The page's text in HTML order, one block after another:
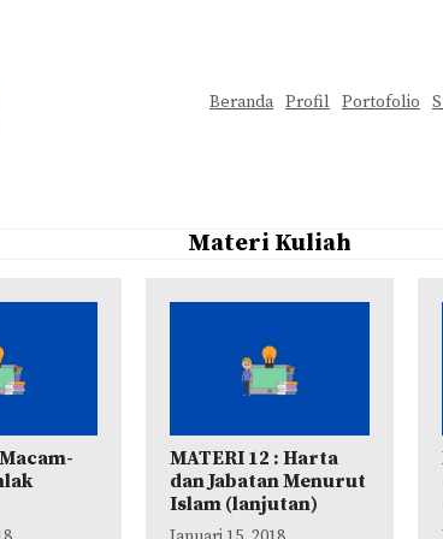
Beranda Profil Portofolio
Materi Kuliah
MATERI 12 : Harta
dan Jabatan Menurut
Islam (lanjutan)